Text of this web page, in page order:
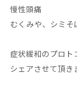
慢性頭痛
むくみや、シミそ
症状緩和のプロト
シェアさせて頂き